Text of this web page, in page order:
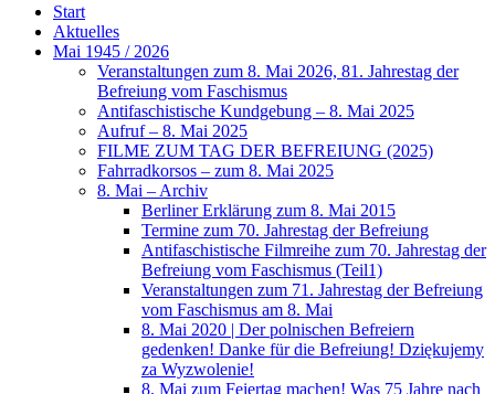
Start
Aktuelles
Mai 1945 / 2026
Veranstaltungen zum 8. Mai 2026, 81. Jahrestag der
Befreiung vom Faschismus
Antifaschistische Kundgebung – 8. Mai 2025
Aufruf – 8. Mai 2025
FILME ZUM TAG DER BEFREIUNG (2025)
Fahrradkorsos – zum 8. Mai 2025
8. Mai – Archiv
Berliner Erklärung zum 8. Mai 2015
Termine zum 70. Jahrestag der Befreiung
Antifaschistische Filmreihe zum 70. Jahrestag der
Befreiung vom Faschismus (Teil1)
Veranstaltungen zum 71. Jahrestag der Befreiung
vom Faschismus am 8. Mai
8. Mai 2020 | Der polnischen Befreiern
gedenken! Danke für die Befreiung! Dziękujemy
za Wyzwolenie!
8. Mai zum Feiertag machen! Was 75 Jahre nach